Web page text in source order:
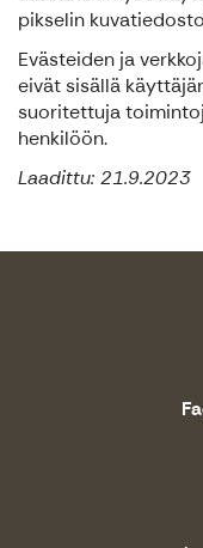
pikselin
Evästeiden ja
eivät sisällä
suoritettuja
henkilöön.
Laadittu: 21.9.2023